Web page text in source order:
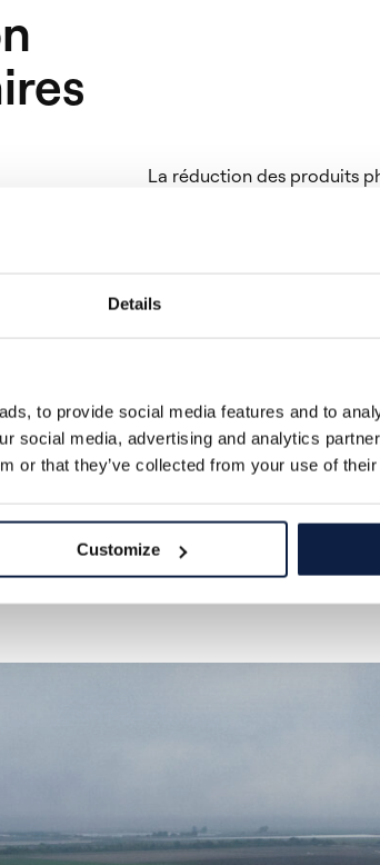
Details
to provide social media features and to
social media, advertising and analytics
or that they’ve collected from your use of
Customize
La réduction des produits
abrite des champignons,
L'utilisation excessive de
santé du sol et mettant en
Un sol sain, riche en micro-
résistance aux maladies,
La réduction des intrants
développer, ce qui
l'agriculture durable et
populations croissantes.